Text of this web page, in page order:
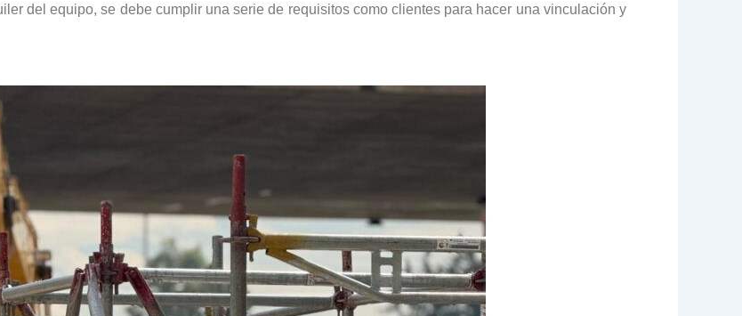
del equipo, se debe cumplir una serie de requisitos como clientes para hacer una vinculación y